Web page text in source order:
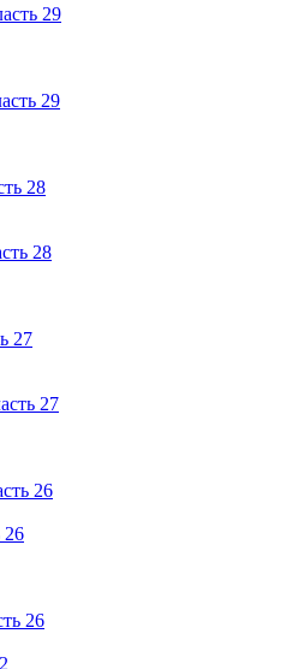
29
29
28
28
27
27
26
26
26
2